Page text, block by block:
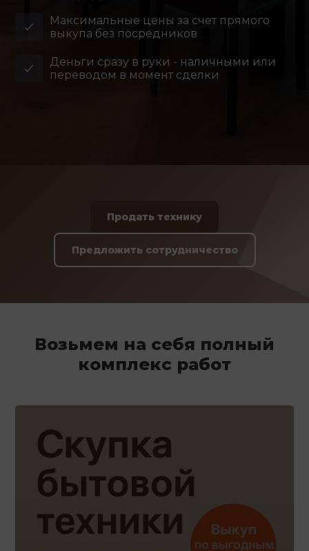
Максимальные цены за счет прямого
выкупа без посредников
Деньги сразу в руки - наличными или
переводом в момент сделки
Продать технику
Предложить сотрудничество
Возьмем на себя полный
комплекс работ